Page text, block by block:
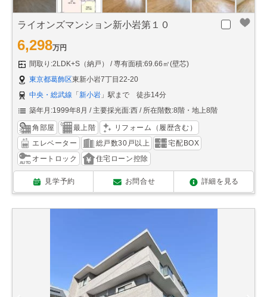
ライオンズマンション新小岩第１０
6,298万円
間取り:2LDK+S（納戸）
専有面積:69.66㎡(壁芯)
東京都葛飾区東新小岩7丁目22-20
中央・総武線 「 新小岩 」駅まで 徒歩14分
築年月:1999年8月
主要採光面:西 所在階数:8階・地上8階
角部屋 最上階
リフォーム（履歴含む）
エレベーター
総戸数30戸以上
宅配BOX
オートロック
住宅ローン控除
見学予約 お問合せ 詳細を見る